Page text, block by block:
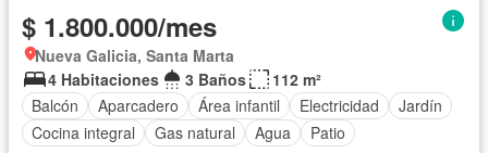
$ 1.800.000/mes
Nueva Galicia, Santa Marta
4 Habitaciones
3 Baños
112 m²
Balcón
Aparcadero Área infantil Electricidad
Jardín
Cocina integral
Gas natural Agua Patio